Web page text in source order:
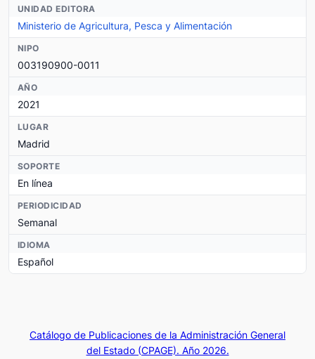
UNIDAD EDITORA
Ministerio de Agricultura, Pesca y Alimentación
NIPO
003190900-0011
AÑO
2021
LUGAR
Madrid
SOPORTE
En línea
PERIODICIDAD
Semanal
IDIOMA
Español
Catálogo de Publicaciones de la Administración General
del Estado (CPAGE). Año 2026.